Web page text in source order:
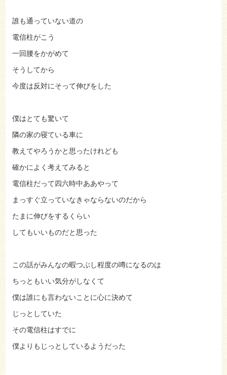
誰も通っていない道の
電信柱がこう
一回腰をかがめて
そうしてから
今度は反対にそって伸びをした
僕はとても驚いて
隣の家の寝ている車に
教えてやろうかと思ったけれども
確かによく考えてみると
電信柱だって四六時中ああやって
まっすぐ立っていなきゃならないのだから
たまに伸びをするくらい
してもいいものだと思った
この話がみんなの暇つぶし程度の噂になるのは
ちっともいい気分がしなくて
僕は誰にも言わないことに心に決めて
じっとしていた
その電信柱はすでに
僕よりもじっとしているようだった